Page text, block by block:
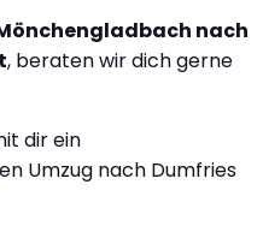
nach
, beraten wir dich gerne
dir ein
Umzug nach Dumfries